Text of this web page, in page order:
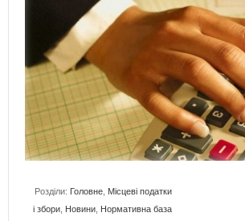
Розділи: Головне Місцеві податки
і збори Новини Нормативна база